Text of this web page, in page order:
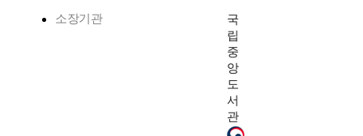
소장기관
국
립
중
앙
도
서
관